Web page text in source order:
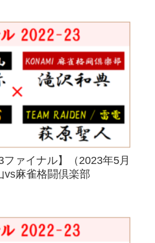
ファイナル】（2023年5月
vs麻雀格闘倶楽部